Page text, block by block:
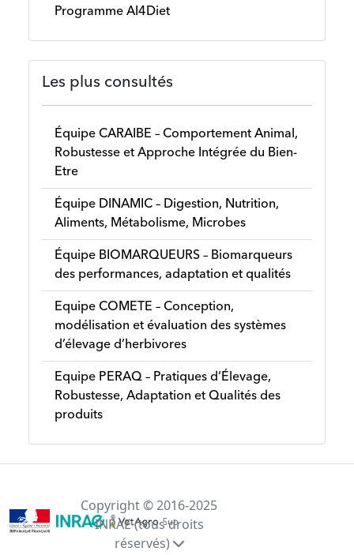
Programme AI4Diet
Les plus consultés
Équipe CARAIBE – Comportement Animal,
Robustesse et Approche Intégrée du Bien-
Etre
Équipe DINAMIC – Digestion, Nutrition,
Aliments, Métabolisme, Microbes
Équipe BIOMARQUEURS – Biomarqueurs
des performances, adaptation et qualités
Equipe COMETE – Conception,
modélisation et évaluation des systèmes
d’élevage d’herbivores
Equipe PERAQ – Pratiques d’Élevage,
Robustesse, Adaptation et Qualités des
produits
Copyright © 2016-2025
INRAE (tous droits
réservés)